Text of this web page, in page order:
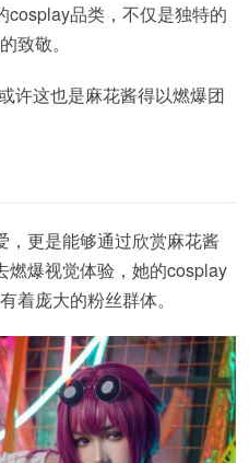
cosplay品类，不仅是独特的
致敬。
许这也是麻花酱得以燃爆团
，更是能够通过欣赏麻花酱
燃爆视觉体验，她的cosplay
着庞大的粉丝群体。